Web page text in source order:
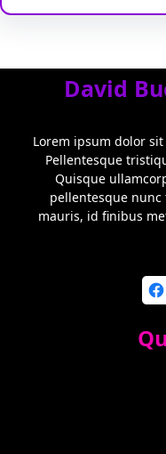
David
Lorem ipsum dolor
Pellentesque
Quisque
pellentesque
mauris, id finibus
Facebook